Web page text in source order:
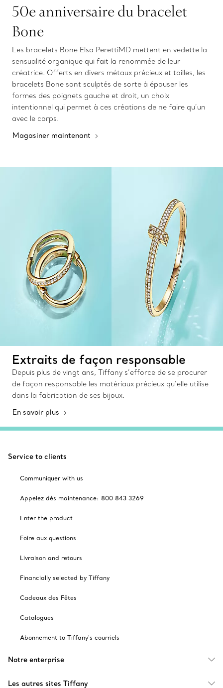
50e anniversaire du bracelet
Bone
Les bracelets Bone Elsa PerettiMD mettent en vedette la
sensualité organique qui fait la renommée de leur
créatrice. Offerts en divers métaux précieux et tailles, les
bracelets Bone sont sculptés de sorte à épouser les
formes des poignets gauche et droit, un choix
intentionnel qui permet à ces créations de ne faire qu’un
avec le corps.
Magasiner maintenant
Extraits de façon responsable
Depuis plus de vingt ans, Tiffany s’efforce de se procurer
de façon responsable les matériaux précieux qu’elle utilise
dans la fabrication de ses bijoux.
En savoir plus
Service to clients
Communiquer with us
Appelez dès maintenance: 800 843 3269
Enter the product
Foire aux questions
Livraison and retours
Financially selected by Tiffany
Cadeaux des Fêtes
Catalogues
Abonnement to Tiffany's courriels
Notre enterprise
Les autres sites Tiffany